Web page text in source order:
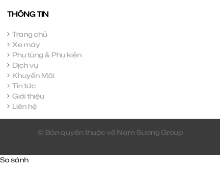
THÔNG TIN
Trang chủ
Xe máy
Phụ tùng & Phụ kiện
Dịch vụ
Khuyến Mãi
Tin tức
Giới thiệu
Liên hệ
© Bản quyền thuộc về Nam Sương Group
So sánh